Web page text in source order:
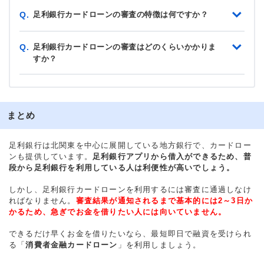
Q. 足利銀行カードローンの審査の特徴は何ですか？
Q.
足利銀行カードローンの審査はどのくらいかかりま
すか？
まとめ
足利銀行は北関東を中心に展開している地方銀行で、カードロー
ンも提供しています。
足利銀行アプリから借入ができるため、普
段から足利銀行を利用している人は利便性が高いでしょう。
しかし、足利銀行カードローンを利用するには審査に通過しなけ
ればなりません。 審査結果が通知されるまで基本的には2～3日か
かるため、急ぎでお金を借りたい人には向いていません。
できるだけ早くお金を借りたいなら、最短即日で融資を受けられ
る「消費者金融カードローン 」を利用しましょう。